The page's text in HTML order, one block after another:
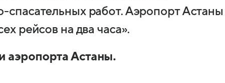
спасательных работ. Аэропорт Астаны
рейсов на два часа».
аэропорта Астаны.